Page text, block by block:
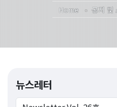
Home 공지 및
뉴스레터